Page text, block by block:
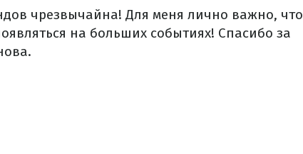
чрезвычайна! Для меня лично важно, что
на больших событиях! Спасибо за